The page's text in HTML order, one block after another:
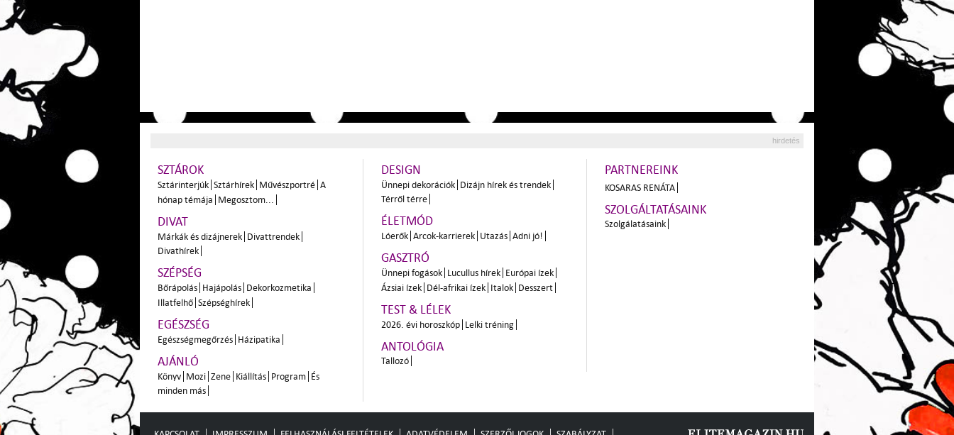
hirdetés
SZTÁROK
Sztárinterjúk Sztárhírek Művészportré A
hónap témája Megosztom...
DIVAT
Márkák és dizájnerek Divattrendek
Divathírek
SZÉPSÉG
Bőrápolás Hajápolás Dekorkozmetika
Illatfelhő Szépséghírek
EGÉSZSÉG
Egészségmegőrzés Házipatika
AJÁNLÓ
Könyv Mozi Zene Kiállítás Program És
minden más
DESIGN
Ünnepi dekorációk Dizájn hírek és trendek
Térről térre
ÉLETMÓD
Lóerők Arcok-karrierek Utazás Adni jó!
GASZTRÓ
Ünnepi fogások Lucullus hírek Európai ízek
Ázsiai ízek Dél-afrikai ízek Italok Desszert
TEST & LÉLEK
2026. évi horoszkóp Lelki tréning
ANTOLÓGIA
Tallozó
PARTNEREINK
KOSARAS RENÁTA
SZOLGÁLTATÁSAINK
Szolgálatásaink